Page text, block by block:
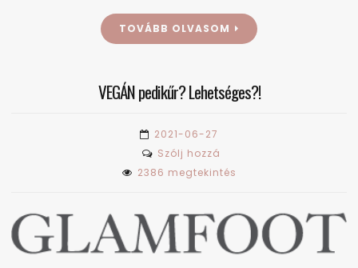
TOVÁBB OLVASOM
VEGÁN pedikűr? Lehetséges?!
2021-06-27
Szólj hozzá
VEGÁN
Lehetséges?!
2386 megtekintés